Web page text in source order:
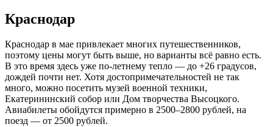
Краснодар
Краснодар в мае привлекает многих путешественников,
поэтому цены могут быть выше, но варианты всё равно есть.
В это время здесь уже по-летнему тепло — до +26 градусов,
дождей почти нет. Хотя достопримечательностей не так
много, можно посетить музей военной техники,
Екатерининский собор или Дом творчества Высоцкого.
Авиабилеты обойдутся примерно в 2500–2800 рублей, на
поезд — от 2500 рублей.